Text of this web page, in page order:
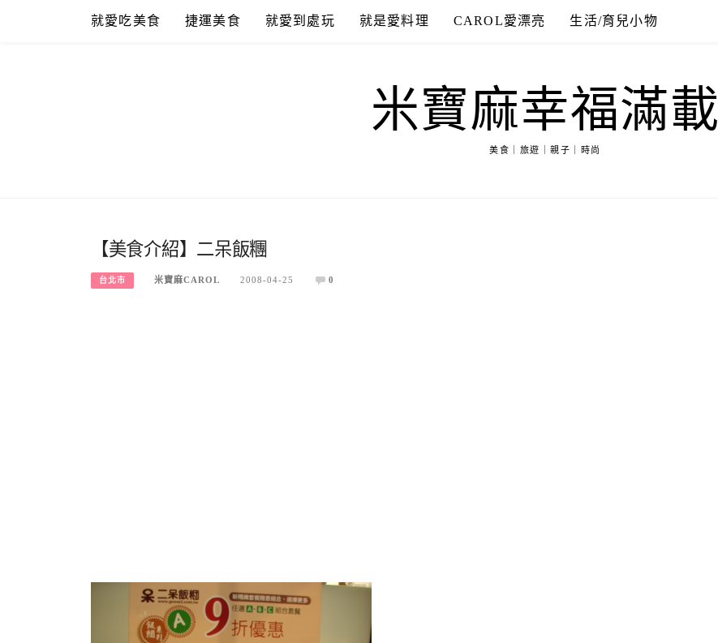
就愛吃美食 捷運美食 就愛到處玩 就是愛料理 CAROL愛漂亮 生活/育兒小物
米寶麻幸福滿載
美食｜旅遊｜親子｜時尚
【美食介紹】二呆飯糰
台北市 米寶麻CAROL 2008-04-25 0